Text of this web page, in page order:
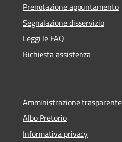
Prenotazione appuntamento
Segnalazione disservizio
Leggi le FAQ
Richiesta assistenza
Amministrazione trasparente
Albo Pretorio
Informativa privacy